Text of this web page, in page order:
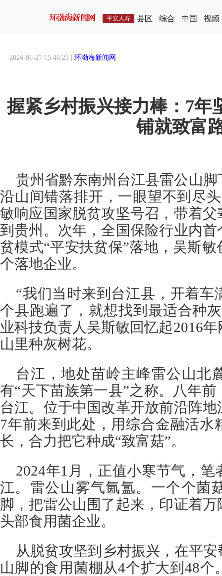
平安人寿 县区 综合 中国 视频
2024-06-27 15:46:21 | 环渤海新闻网
握紧乡村振兴接力棒：7年
铺就致富
贵州省黔东南州台江县雷公山
沿山间错落排开，一眼望不到尽
敏响应国家脱贫攻坚号召，带着
到贵州。次年，全国保险行业内
贫模式“平安扶贫保”落地，吴斯
个落地企业。
“我们当时来到台江县，开着车
个县跑遍了，就想找到最适合种
业科技负责人吴斯敏回忆起2016
山里种灰树花。
台江，地处苗岭主峰雷公山北
有“天下苗族第一县”之称。八年
台江。位于中国改革开放前沿阵
7年前来到此处，用综合金融活水
长，合力把它种成“致富菇”。
2024年1月，正值小寒节气，
江。雷公山雾气氤氲。一个个菌
脚，把雷公山围了起来，印证着
头部食用菌企业。
从脱贫攻坚到乡村振兴，在平
山脚的食用菌棚从4个扩大到48个